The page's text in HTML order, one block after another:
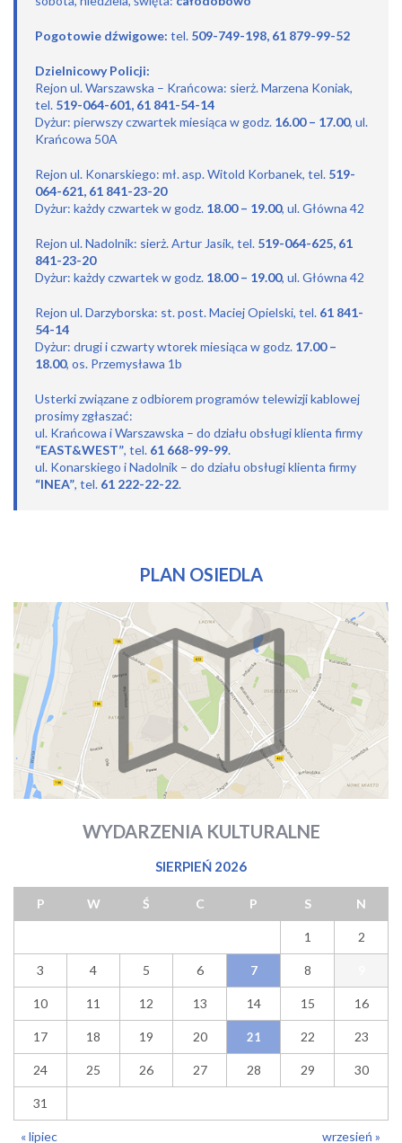
Pogotowie dźwigowe: tel. 509-749-198, 61 879-99-52
Dzielnicowy Policji:
Rejon ul. Warszawska – Krańcowa: sierż. Marzena Koniak,
tel. 519-064-601, 61 841-54-14
Dyżur: pierwszy czwartek miesiąca w godz. 16.00 – 17.00, ul.
Krańcowa 50A
Rejon ul. Konarskiego: mł. asp. Witold Korbanek, tel. 519-
064-621, 61 841-23-20
Dyżur: każdy czwartek w godz. 18.00 – 19.00, ul. Główna 42
Rejon ul. Nadolnik: sierż. Artur Jasik, tel. 519-064-625, 61
841-23-20
Dyżur: każdy czwartek w godz. 18.00 – 19.00, ul. Główna 42
Rejon ul. Darzyborska: st. post. Maciej Opielski, tel. 61 841-
54-14
Dyżur: drugi i czwarty wtorek miesiąca w godz. 17.00 –
18.00, os. Przemysława 1b
Usterki związane z odbiorem programów telewizji kablowej
prosimy zgłaszać:
ul. Krańcowa i Warszawska – do działu obsługi klienta firmy
“EAST&WEST”, tel. 61 668-99-99.
ul. Konarskiego i Nadolnik – do działu obsługi klienta firmy
“INEA”, tel. 61 222-22-22.
PLAN OSIEDLA
WYDARZENIA KULTURALNE
SIERPIEŃ 2026
P W Ś C P S N
« lipiec wrzesień »
1 2
3 4 5 6 7 8
10 11 12 13 14 15 16
17 18 19 20 21 22 23
24 25 26 27 28 29 30
31